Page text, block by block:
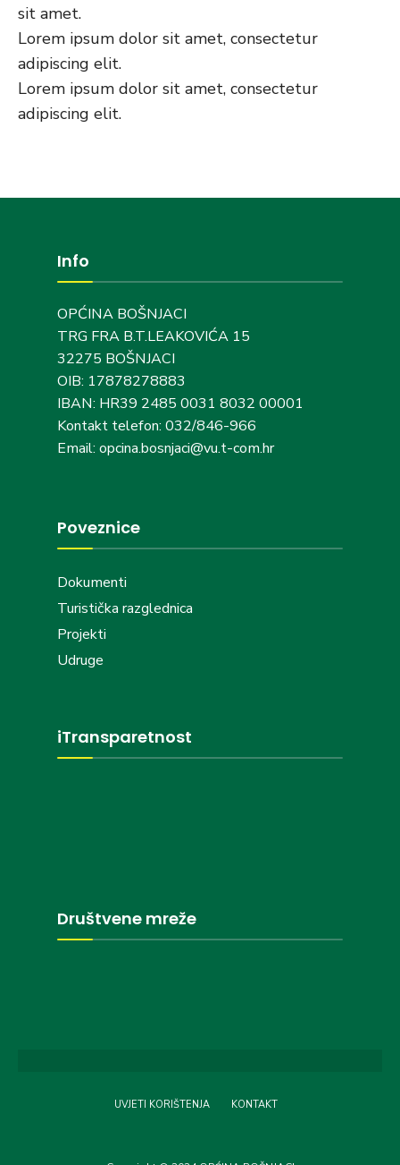
sit amet.
Lorem ipsum dolor sit amet, consectetur
adipiscing elit.
Lorem ipsum dolor sit amet, consectetur
adipiscing elit.
Info
OPĆINA BOŠNJACI
TRG FRA B.T.LEAKOVIĆA 15
32275 BOŠNJACI
OIB: 17878278883
IBAN: HR39 2485 0031 8032 00001
Kontakt telefon: 032/846-966
Email: opcina.bosnjaci@vu.t-com.hr
Poveznice
Dokumenti
Turistička razglednica
Projekti
Udruge
iTransparetnost
Društvene mreže
UVJETI KORIŠTENJA KONTAKT